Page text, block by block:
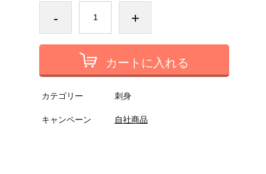
- +
カートに入れる
カテゴリー 刺身
キャンペーン 自社商品